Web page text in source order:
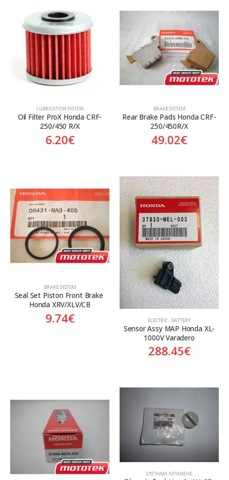
LUBRICATION SYSTEM
Oil Filter ProX Honda CRF-
250/450 R/X
6.20€
BRAKE SYSTEM
Rear Brake Pads Honda CRF-
250/450R/X
49.02€
BRAKE SYSTEM
Seal Set Piston Front Brake
Honda XRV/XLV/CB
9.74€ ELECTRIC - BATTERY
Sensor Assy MAP Honda XL-
1000V Varadero
288.45€
ΣΎΣΤΗΜΑ ΛΊΠΑΝΣΗΣ